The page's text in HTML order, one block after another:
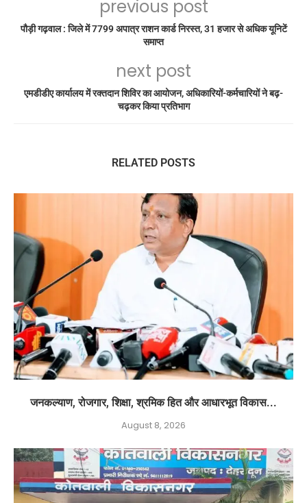
previous post
पौड़ी गढ़वाल : जिले में 7799 अपात्र राशन कार्ड निरस्त, 31 हजार से अधिक यूनिटें
समाप्त
next post
एमडीडीए कार्यालय में रक्तदान शिविर का आयोजन, अधिकारियों-कर्मचारियों ने बढ़-
चढ़कर किया प्रतिभाग
RELATED POSTS
जनकल्याण, रोजगार, शिक्षा, श्रमिक हित और आधारभूत विकास...
August 8, 2026